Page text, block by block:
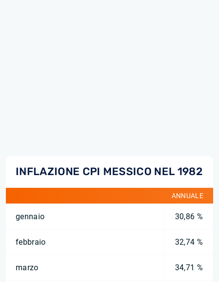
INFLAZIONE CPI MESSICO NEL 1982
ANNUALE
gennaio 30,86 %
febbraio 32,74 %
marzo 34,71 %